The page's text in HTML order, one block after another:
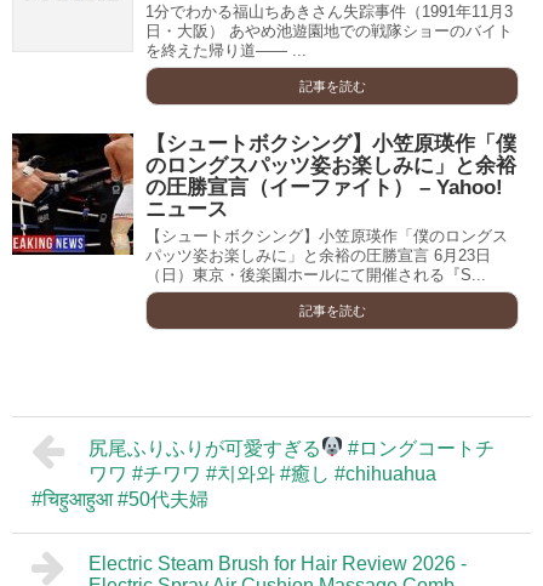
1分でわかる福山ちあきさん失踪事件（1991年11月3
日・大阪） あやめ池遊園地での戦隊ショーのバイト
を終えた帰り道―― ...
記事を読む
【シュートボクシング】小笠原瑛作「僕
のロングスパッツ姿お楽しみに」と余裕
の圧勝宣言（イーファイト） – Yahoo!
ニュース
【シュートボクシング】小笠原瑛作「僕のロングス
パッツ姿お楽しみに」と余裕の圧勝宣言 6月23日
（日）東京・後楽園ホールにて開催される『S...
記事を読む
尻尾ふりふりが可愛すぎる
#ロングコートチ
ワワ #チワワ #치와와 #癒し #chihuahua
#चिहुआहुआ #50代夫婦
Electric Steam Brush for Hair Review 2026 -